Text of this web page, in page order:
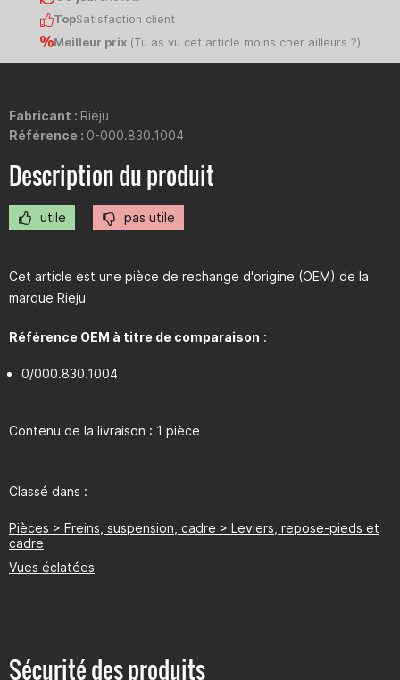
TopSatisfaction client
Meilleur prix(Tu as vu cet article moins cher ailleurs ?)
Fabricant : Rieju
Référence : 0-000.830.1004
Description du produit
utile pas utile
Cet article est une pièce de rechange d'origine (OEM) de la
marque Rieju
Référence OEM à titre de comparaison :
0/000.830.1004
Contenu de la livraison : 1 pièce
Classé dans :
Pièces > Freins, suspension, cadre > Leviers, repose-pieds et
cadre
Vues éclatées
Sécurité des produits